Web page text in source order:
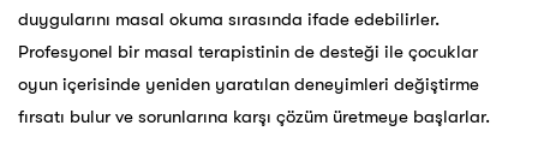
duygularını masal okuma sırasında ifade edebilirler.
Profesyonel bir masal terapistinin de desteği ile çocuklar
oyun içerisinde yeniden yaratılan deneyimleri değiştirme
fırsatı bulur ve sorunlarına karşı çözüm üretmeye başlarlar.